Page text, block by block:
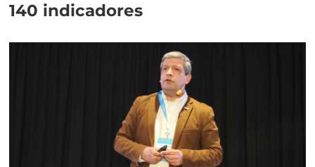
140 indicadores